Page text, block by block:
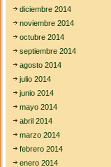
diciembre 2014
noviembre 2014
octubre 2014
septiembre 2014
agosto 2014
julio 2014
junio 2014
mayo 2014
abril 2014
marzo 2014
febrero 2014
enero 2014